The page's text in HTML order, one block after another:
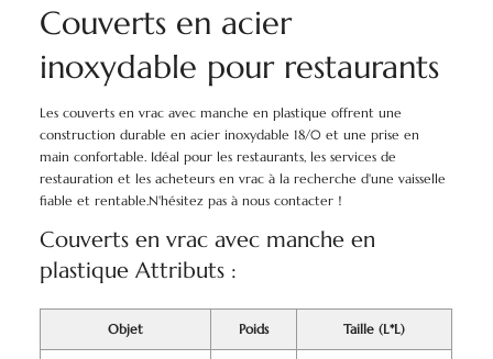
Couverts en acier
inoxydable pour restaurants
Les couverts en vrac avec manche en plastique offrent une
construction durable en acier inoxydable 18/0 et une prise en
main confortable. Idéal pour les restaurants, les services de
restauration et les acheteurs en vrac à la recherche d'une vaisselle
fiable et rentable.N'hésitez pas à nous contacter！
Couverts en vrac avec manche en
plastique Attributs :
Objet Poids Taille (L*L)